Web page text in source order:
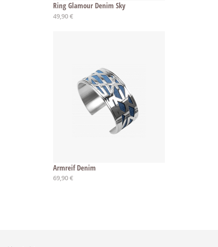
Ring Glamour Denim Sky
Ab
49,90 €
Armreif Denim
Ab
69,90 €